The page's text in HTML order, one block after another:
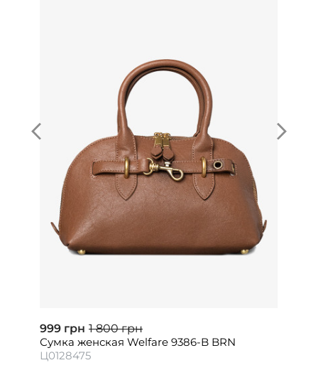
999 грн 1 800 грн
Сумка женская Welfare 9386-B BRN
Ц0128475